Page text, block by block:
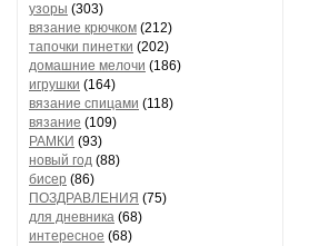
узоры (303)
вязание крючком (212)
тапочки пинетки (202)
домашние мелочи (186)
игрушки (164)
вязание спицами (118)
вязание (109)
РАМКИ (93)
новый год (88)
бисер (86)
ПОЗДРАВЛЕНИЯ (75)
для дневника (68)
интересное (68)